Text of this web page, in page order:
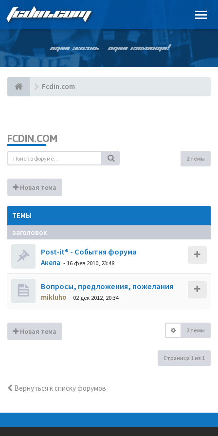
FCDIN.COM
ОДНА ЖИЗНЬ – ОДНА КОМАНДА!
Fcdin.com
FCDIN.COM
2 темы
Новая тема
ТЕМЫ
заголовок
Post-it® - События форума
Акела - 16 фев 2010, 23:48
Вопросы, предложения, пожелания
mikluho - 02 дек 2012, 20:34
Новая тема 2 темы
Страница 1из 1
Вернуться к списку форумов